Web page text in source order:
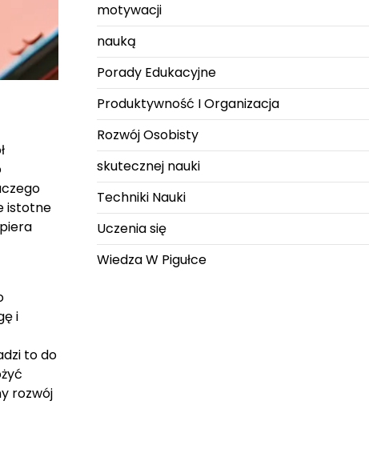
istotne
i
to do
rozwój
motywacji
nauką
Porady Edukacyjne
Produktywność I Organizacja
Rozwój Osobisty
skutecznej nauki
Techniki Nauki
Uczenia się
Wiedza W Pigułce